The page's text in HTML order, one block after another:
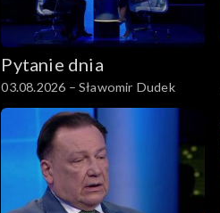
Pytanie dnia
03.08.2026 – Sławomir Dudek